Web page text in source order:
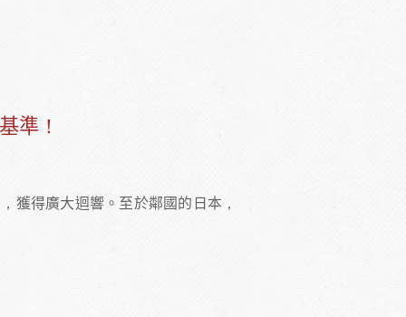
準！
獲得廣大迴響。至於鄰國的日本，